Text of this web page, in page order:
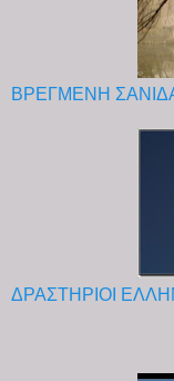
ΒΡΕΓΜΕΝΗ
ΔΡΑΣΤΗΡΙΟΙ